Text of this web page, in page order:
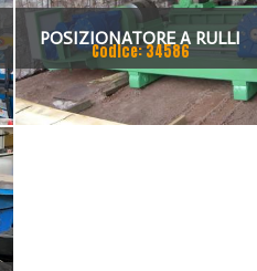
POSIZIONATORE A RULLI
FOLLE E MOTORIZZATO 200
TON
Codice: 34586